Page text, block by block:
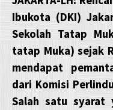
Ibukota (DKI)
Sekolah Tatap
tatap Muka) sejak
mendapat
dari Komisi
Salah satu syarat